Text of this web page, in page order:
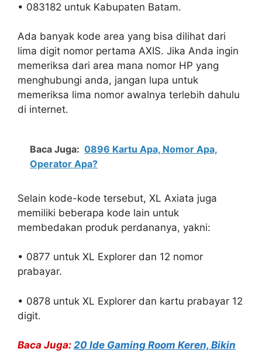
• 083182 untuk Kabupaten Batam.
Ada banyak kode area yang bisa dilihat dari
lima digit nomor pertama AXIS. Jika Anda ingin
memeriksa dari area mana nomor HP yang
menghubungi anda, jangan lupa untuk
memeriksa lima nomor awalnya terlebih dahulu
di internet.
Baca Juga: 0896 Kartu Apa, Nomor Apa,
Operator Apa?
Selain kode-kode tersebut, XL Axiata juga
memiliki beberapa kode lain untuk
membedakan produk perdananya, yakni:
• 0877 untuk XL Explorer dan 12 nomor
prabayar.
• 0878 untuk XL Explorer dan kartu prabayar 12
digit.
Baca Juga: 20 Ide Gaming Room Keren, Bikin